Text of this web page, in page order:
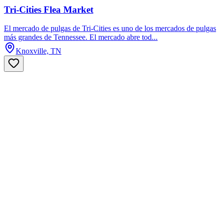
Tri-Cities Flea Market
El mercado de pulgas de Tri-Cities es uno de los mercados de pulgas
más grandes de Tennessee. El mercado abre tod...
Knoxville, TN